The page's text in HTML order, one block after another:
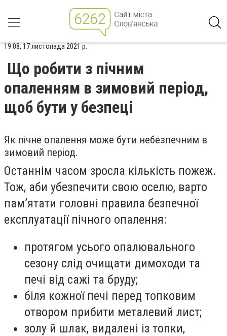
19:08, 17 листопада 2021 р.
Що робити з пічним
опаленням в зимовий період,
щоб бути у безпеці
Як пічне опалення може бути небезпечним в
зимовий період.
Останнім часом зросла кількість пожеж.
Тож, аби убезпечити свою оселю, варто
пам’ятати головні правила безпечної
експлуатації пічного опалення:
протягом усього опалювального
сезону слід очищати димоходи та
печі від сажі та бруду;
біля кожної печі перед топковим
отвором прибити металевий лист;
золу й шлак, видалені із топки,